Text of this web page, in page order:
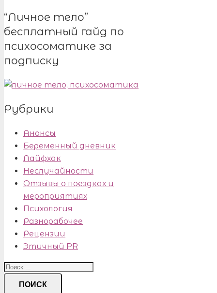
“Личное тело”
бесплатный гайд по
психосоматике за
подписку
Рубрики
Анонсы
Беременный дневник
Лайфхак
Неслучайности
Отзывы о поездках и
мероприятиях
Психология
Разнорабочее
Рецензии
Этичный PR
ПОИСК